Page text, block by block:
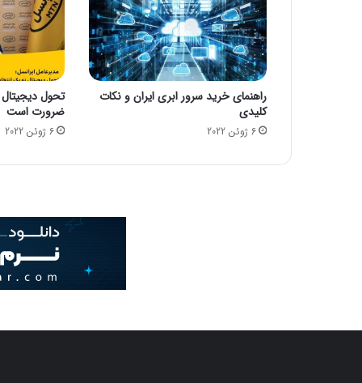
راهنمای خرید سرور ابری ایران و نکات
کلیدی
6 ژوئن 2022
تحول
ضرورت است
6 ژوئن 2022